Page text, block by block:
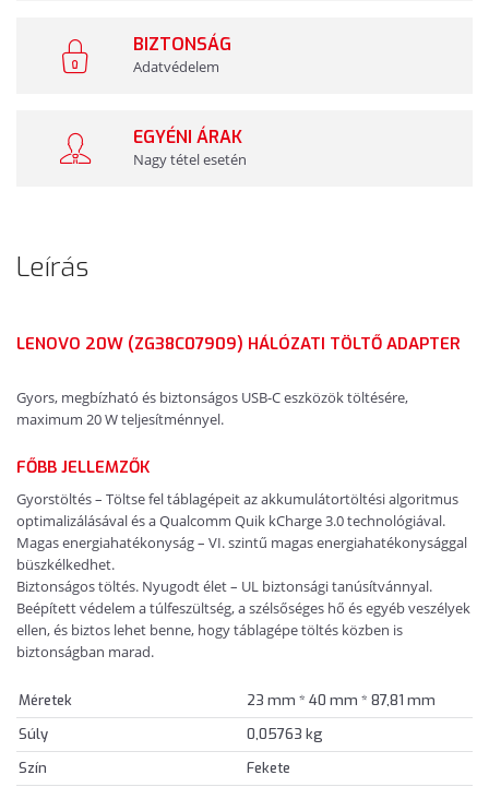
BIZTONSÁG
Adatvédelem
EGYÉNI ÁRAK
Nagy tétel esetén
Leírás
LENOVO 20W (ZG38C07909) HÁLÓZATI TÖLTŐ ADAPTER
Gyors, megbízható és biztonságos USB-C eszközök töltésére,
maximum 20 W teljesítménnyel.
FŐBB JELLEMZŐK
Gyorstöltés – Töltse fel táblagépeit az akkumulátortöltési algoritmus
optimalizálásával és a Qualcomm Quik kCharge 3.0 technológiával.
Magas energiahatékonyság – VI. szintű magas energiahatékonysággal
büszkélkedhet.
Biztonságos töltés. Nyugodt élet – UL biztonsági tanúsítvánnyal.
Beépített védelem a túlfeszültség, a szélsőséges hő és egyéb veszélyek
ellen, és biztos lehet benne, hogy táblagépe töltés közben is
biztonságban marad.
Méretek
23 mm * 40 mm * 87,81 mm
Súly
0,05763 kg
Szín
Fekete